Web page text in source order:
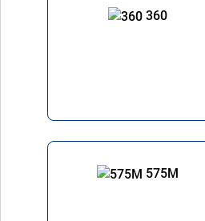
360
575M